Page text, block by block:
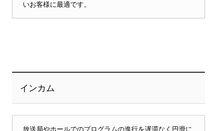
いお客様に最適です。
インカム
放送局やホールでのプログラムの進行を遅滞なく円滑に